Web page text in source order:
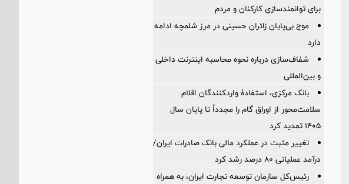
برای توانمندسازی کارکنان و مردم
موج بی‌پایان زائران حسینی در مرز شلمچه ادامه
دارد
شفاف‌سازی درباره نحوه محاسبه اینترنت داخلی
و بین‌المللی
بانک مرکزی، استفادۀ واردکنندگان اقلام
سلامت‌محور از اوراق گام را مجدداً تا پایان سال
۱۴۰۵ تمدید کرد
تغییر مثبت در عملکرد مالی بانک صادرات ایران/
درآمد عملیاتی 80 درصد رشد کرد
رئیس‌کل سازمان توسعه تجارت ایران، به همراه